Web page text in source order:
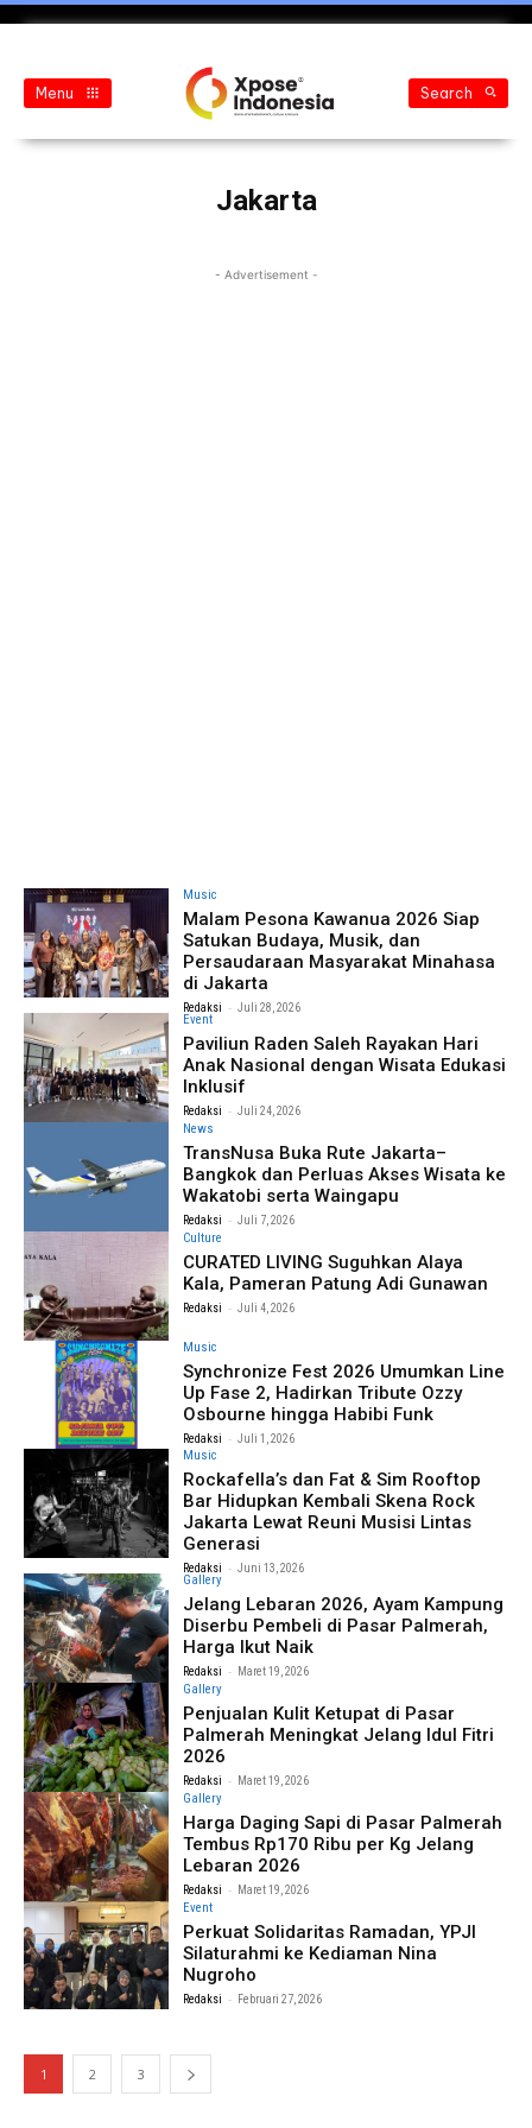
Menu Search
Jakarta
- Advertisement -
Music
Malam Pesona Kawanua 2026 Siap
Satukan Budaya, Musik, dan
Persaudaraan Masyarakat Minahasa
di Jakarta
Redaksi - Juli 28, 2026
Event
Paviliun Raden Saleh Rayakan Hari
Anak Nasional dengan Wisata Edukasi
Inklusif
Redaksi - Juli 24, 2026
News
TransNusa Buka Rute Jakarta–
Bangkok dan Perluas Akses Wisata ke
Wakatobi serta Waingapu
Redaksi - Juli 7, 2026
Culture
CURATED LIVING Suguhkan Alaya
Kala, Pameran Patung Adi Gunawan
Redaksi - Juli 4, 2026
Music
Synchronize Fest 2026 Umumkan Line
Up Fase 2, Hadirkan Tribute Ozzy
Osbourne hingga Habibi Funk
Redaksi - Juli 1, 2026
Music
Rockafella’s dan Fat & Sim Rooftop
Bar Hidupkan Kembali Skena Rock
Jakarta Lewat Reuni Musisi Lintas
Generasi
Redaksi - Juni 13, 2026
Gallery
Jelang Lebaran 2026, Ayam Kampung
Diserbu Pembeli di Pasar Palmerah,
Harga Ikut Naik
Redaksi - Maret 19, 2026
Gallery
Penjualan Kulit Ketupat di Pasar
Palmerah Meningkat Jelang Idul Fitri
2026
Redaksi - Maret 19, 2026
Gallery
Harga Daging Sapi di Pasar Palmerah
Tembus Rp170 Ribu per Kg Jelang
Lebaran 2026
Redaksi - Maret 19, 2026
Event
Perkuat Solidaritas Ramadan, YPJI
Silaturahmi ke Kediaman Nina
Nugroho
Redaksi - Februari 27, 2026
1 2 3